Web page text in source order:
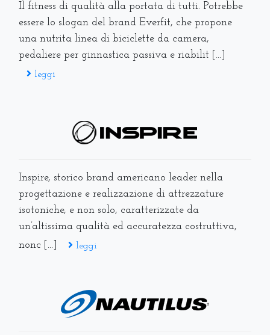
Il fitness di qualità alla portata di tutti. Potrebbe
essere lo slogan del brand Everfit, che propone
una nutrita linea di biciclette da camera,
pedaliere per ginnastica passiva e riabilit [...]
leggi
Inspire, storico brand americano leader nella
progettazione e realizzazione di attrezzature
isotoniche, e non solo, caratterizzate da
un’altissima qualità ed accuratezza costruttiva,
nonc [...]
leggi